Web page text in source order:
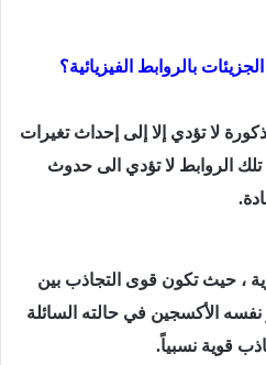
بالروابط الفیزیائیة؟
لا تؤدي إلا إلى إحداث تغیرات
تلك الروابط لا تؤدي الى حدوث
، حیث تكون قوى التجاذب بین
الأكسجین في حالته السائلة
قویة نسبیاً.